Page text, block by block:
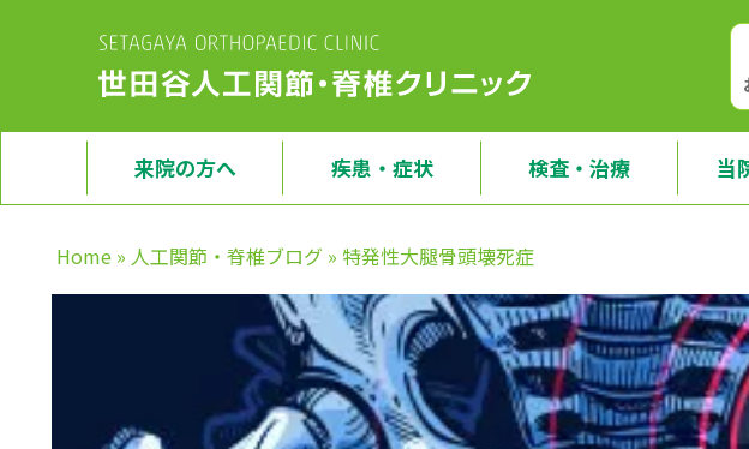
来院の方へ 疾患・症状 検査・治療 当
Home » 人工関節・脊椎ブログ » 特発性大腿骨頭壊死症